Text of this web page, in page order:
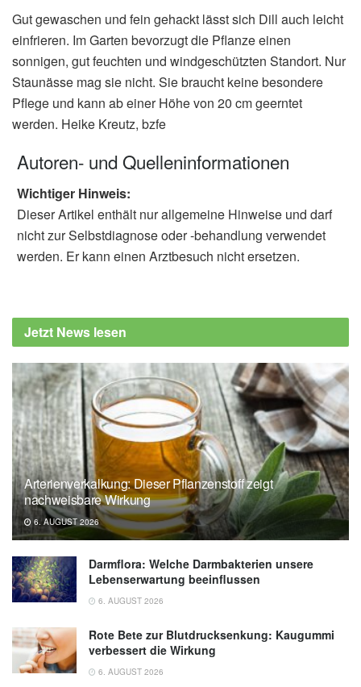
Gut gewaschen und fein gehackt lässt sich Dill auch leicht
einfrieren. Im Garten bevorzugt die Pflanze einen
sonnigen, gut feuchten und windgeschützten Standort. Nur
Staunässe mag sie nicht. Sie braucht keine besondere
Pflege und kann ab einer Höhe von 20 cm geerntet
werden. Heike Kreutz, bzfe
Autoren- und Quelleninformationen
Wichtiger Hinweis:
Dieser Artikel enthält nur allgemeine Hinweise und darf
nicht zur Selbstdiagnose oder -behandlung verwendet
werden. Er kann einen Arztbesuch nicht ersetzen.
Jetzt News lesen
Arterienverkalkung: Dieser Pflanzenstoff zeigt
nachweisbare Wirkung
6. AUGUST 2026
Darmflora: Welche Darmbakterien unsere
Lebenserwartung beeinflussen
6. AUGUST 2026
Rote Bete zur Blutdrucksenkung: Kaugummi
verbessert die Wirkung
6. AUGUST 2026